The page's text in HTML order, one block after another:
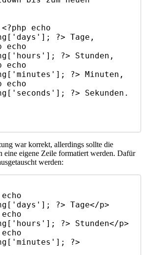
?> Tage,
?> Stunden,
?> Minuten,
?> Sekunden.
war korrekt, allerdings sollte die
eine eigene Zeile formatiert werden. Dafür
werden:
?> Tage</p>
?> Stunden</p>
?>